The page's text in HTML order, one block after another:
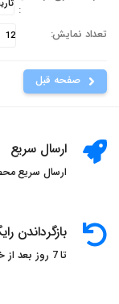
:
تعداد نمایش:
صفحه قبل
ارسال سریع
ارسال سریع
بازگرداندن
تا 7 روز بعد از خرید در صورت باز نشدن سلفون